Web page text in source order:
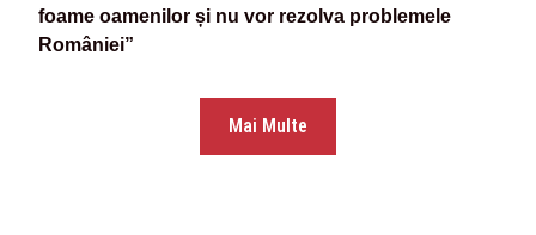
foame oamenilor și nu vor rezolva problemele
României”
Mai Multe